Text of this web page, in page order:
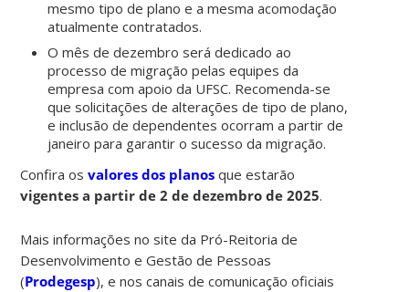
mesmo tipo de plano e a mesma acomodação
atualmente contratados.
O mês de dezembro será dedicado ao
processo de migração pelas equipes da
empresa com apoio da UFSC. Recomenda-se
que solicitações de alterações de tipo de plano,
e inclusão de dependentes ocorram a partir de
janeiro para garantir o sucesso da migração.
Confira osvalores dos planos que estarão
vigentes a partir de 2 de dezembro de 2025.
Mais informações no site da Pró-Reitoria de
Desenvolvimento e Gestão de Pessoas
(Prodegesp), e nos canais de comunicação oficiais